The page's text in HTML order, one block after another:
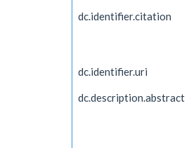
dc.identifier.citation
dc.identifier.uri
dc.description.abstract